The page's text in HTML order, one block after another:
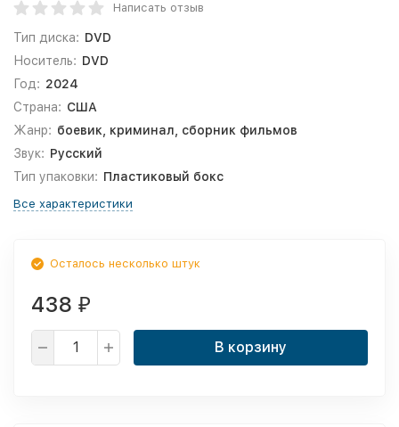
Написать отзыв
Тип диска: DVD
Носитель: DVD
Год: 2024
Страна: США
Жанр: боевик, криминал, сборник фильмов
Звук: Русский
Тип упаковки: Пластиковый бокс
Все характеристики
Осталось несколько штук
438 ₽
В корзину